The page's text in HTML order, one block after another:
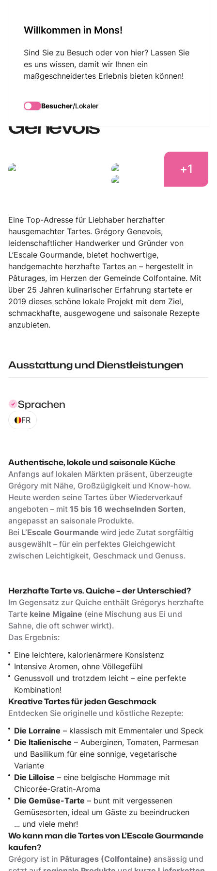
Willkommen in Mons!
Sind Sie zu Besuch oder von hier? Lassen Sie
es uns wissen, damit wir Ihnen ein
maßgeschneidertes Erlebnis bieten können!
Besucher/Lokaler
L’Escale Gourmande
- M. Grégory
Genevois
+1
Eine Top-Adresse für Liebhaber herzhafter
hausgemachter Tartes. Grégory Genevois,
leidenschaftlicher Handwerker und Gründer von
L’Escale Gourmande, bietet hochwertige,
handgemachte herzhafte Tartes an – hergestellt in
Pâturages, im Herzen der Gemeinde Colfontaine. Mit
über 25 Jahren kulinarischer Erfahrung startete er
2019 dieses schöne lokale Projekt mit dem Ziel,
schmackhafte, ausgewogene und saisonale Rezepte
anzubieten.
Ausstattung und Dienstleistungen
Sprachen
FR
Authentische, lokale und saisonale Küche
Anfangs auf lokalen Märkten präsent, überzeugte
Grégory mit Nähe, Großzügigkeit und Know-how.
Heute werden seine Tartes über Wiederverkauf
angeboten – mit15 bis 16 wechselnden Sorten,
angepasst an saisonale Produkte.
Bei L’Escale Gourmande wird jede Zutat sorgfältig
ausgewählt – für ein perfektes Gleichgewicht
zwischen Leichtigkeit, Geschmack und Genuss.
Herzhafte Tarte vs. Quiche – der Unterschied?
Im Gegensatz zur Quiche enthält Grégorys herzhafte
Tarte keine Migaine (eine Mischung aus Ei und
Sahne, die oft schwer wirkt).
Das Ergebnis:
Eine leichtere, kalorienärmere Konsistenz
Intensive Aromen, ohne Völlegefühl
Genussvoll und trotzdem leicht – eine perfekte
Kombination!
Kreative Tartes für jeden Geschmack
Entdecken Sie originelle und köstliche Rezepte:
Die Lorraine – klassisch mit Emmentaler und Speck
Die Italienische – Auberginen, Tomaten, Parmesan
und Basilikum für eine sonnige, vegetarische
Variante
Die Lilloise – eine belgische Hommage mit
Chicorée-Gratin-Aroma
Die Gemüse-Tarte – bunt mit vergessenen
Gemüsesorten, ideal um Gäste zu beeindrucken
... und viele mehr!
Wo kann man die Tartes von L’Escale Gourmande
kaufen?
Grégory ist in Pâturages (Colfontaine) ansässig und